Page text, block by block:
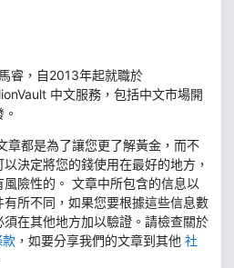
睿，自2013年起就職於
中文服務，包括中文市場開
章都是為了讓您更了解黃金，而不
決定將您的錢使用在最好的地方，
險性的。 文章中所包含的信息以
所不同，如果您要根據這些信息數
在其他地方加以驗證。請檢查關於
款 ，如要分享我們的文章到其他 社